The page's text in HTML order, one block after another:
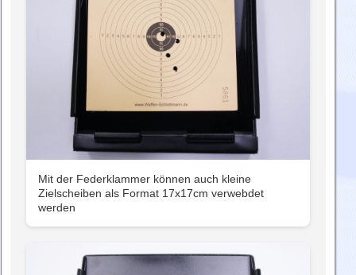
Mit der Federklammer können auch kleine
Zielscheiben als Format 17x17cm verwebdet
werden